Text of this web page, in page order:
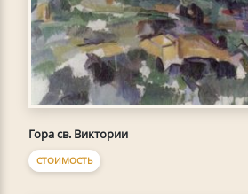
Гора св. Виктории
СТОИМОСТЬ